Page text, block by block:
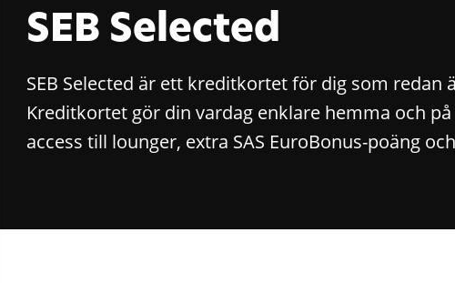
SEB Selected
SEB Selected är ett kreditkortet för dig som redan
Kreditkortet gör din vardag enklare hemma och
access till lounger, extra SAS EuroBonus-poäng